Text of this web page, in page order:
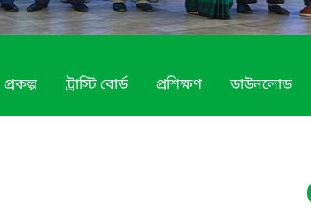
প্রকল্প ট্রাস্টি বোর্ড প্রশিক্ষণ ডাউনলোড